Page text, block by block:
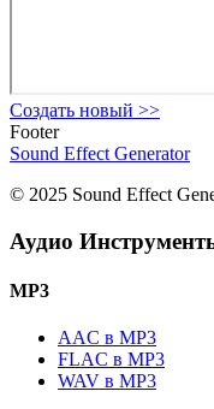
Создать новый >>
Footer
Sound Effect Generator
© 2025 Sound Effect
Аудио
MP3
AAC в MP3
FLAC в MP3
WAV в MP3